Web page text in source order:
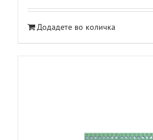
Додадете во количка